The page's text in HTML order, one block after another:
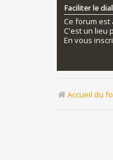
Faciliter le
Ce forum
C'est un lieu
En vous
Accueil du